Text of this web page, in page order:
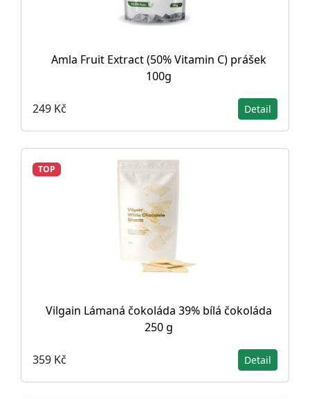
Amla Fruit Extract (50% Vitamin C) prášek
100g
249 Kč Detail
TOP
Vilgain Lámaná čokoláda 39% bílá čokoláda
250 g
359 Kč Detail